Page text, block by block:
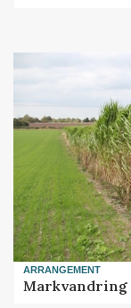
ARRANGEMENT
Markvandring